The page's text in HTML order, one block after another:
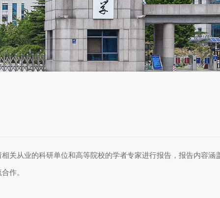
关从业的科研单位和高等院校的学者专家进行报告，报告内容涵
作。